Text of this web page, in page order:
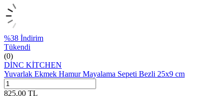
%38 İndirim
Tükendi
(0)
DİNC KİTCHEN
Yuvarlak Ekmek Hamur Mayalama Sepeti Bezli 25x9 cm
825,00 TL